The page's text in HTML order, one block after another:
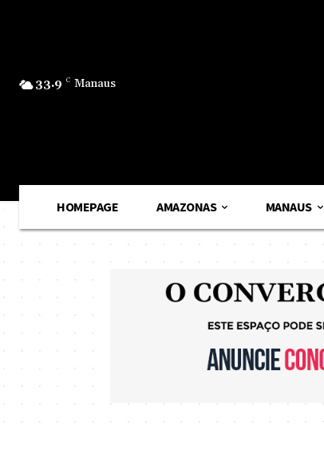
33.9 C Manaus
HOMEPAGE AMAZONAS MANAUS